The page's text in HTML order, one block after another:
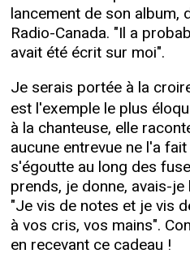
lancement de son album,
Radio-Canada. "Il a
avait été écrit sur moi".
Je serais portée à la
est l'exemple le plus
à la chanteuse, elle
aucune entrevue ne l'a
s'égoutte au long des
prends, je donne, avais-
"Je vis de notes et je vis
à vos cris, vos mains".
en recevant ce cadeau !